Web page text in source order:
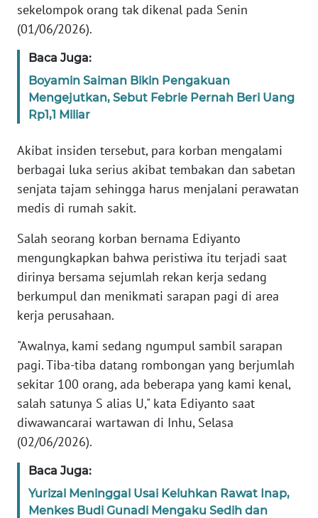
sekelompok orang tak dikenal pada Senin
(01/06/2026).
Baca Juga:
Boyamin Saiman Bikin Pengakuan
Mengejutkan, Sebut Febrie Pernah Beri Uang
Rp1,1 Miliar
Akibat insiden tersebut, para korban mengalami
berbagai luka serius akibat tembakan dan sabetan
senjata tajam sehingga harus menjalani perawatan
medis di rumah sakit.
Salah seorang korban bernama Ediyanto
mengungkapkan bahwa peristiwa itu terjadi saat
dirinya bersama sejumlah rekan kerja sedang
berkumpul dan menikmati sarapan pagi di area
kerja perusahaan.
"Awalnya, kami sedang ngumpul sambil sarapan
pagi. Tiba-tiba datang rombongan yang berjumlah
sekitar 100 orang, ada beberapa yang kami kenal,
salah satunya S alias U," kata Ediyanto saat
diwawancarai wartawan di Inhu, Selasa
(02/06/2026).
Baca Juga:
Yurizal Meninggal Usai Keluhkan Rawat Inap,
Menkes Budi Gunadi Mengaku Sedih dan
TENTANG
KAMI
MEDIA
SIBER
KARIR
DISCLAIMER
News
Regional
WN
WN
JAKARTA
WN
JABAR
WN
BANTEN